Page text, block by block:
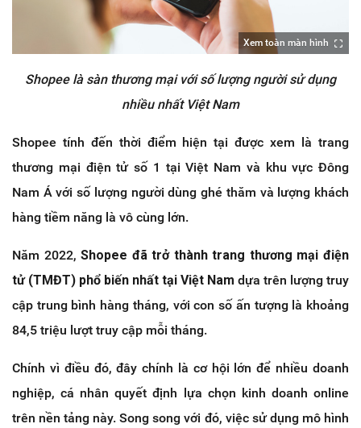
Xem toàn màn hình
Shopee là sàn thương mại với số lượng người sử dụng
nhiều nhất Việt Nam
Shopee tính đến thời điểm hiện tại được xem là trang
thương mại điện tử số 1 tại Việt Nam và khu vực Đông
Nam Á với số lượng người dùng ghé thăm và lượng khách
hàng tiềm năng là vô cùng lớn.
Năm 2022,Shopee đã trở thành trang thương mại điện
tử (TMĐT) phổ biến nhất tại Việt Nam dựa trên lượng truy
cập trung bình hàng tháng, với con số ấn tượng là khoảng
84,5 triệu lượt truy cập mỗi tháng.
Chính vì điều đó, đây chính là cơ hội lớn để nhiều doanh
nghiệp, cá nhân quyết định lựa chọn kinh doanh online
trên nền tảng này. Song song với đó, việc sử dụng mô hình